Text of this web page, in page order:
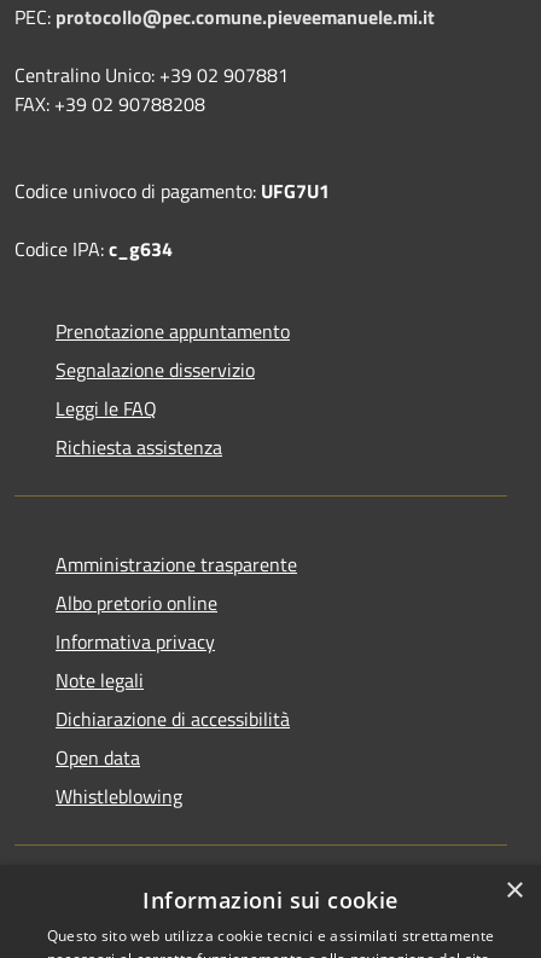
PEC: protocollo@pec.comune.pieveemanuele.mi.it
Centralino Unico: +39 02 907881
FAX: +39 02 90788208
Codice univoco di pagamento: UFG7U1
Codice IPA:c_g634
Prenotazione appuntamento
Segnalazione disservizio
Leggi le FAQ
Richiesta assistenza
Amministrazione trasparente
Albo pretorio online
Informativa privacy
Note legali
Dichiarazione di accessibilità
Open data
Whistleblowing
Accessibilità
Pieve Emanuele • Powered by
×
Informazioni sui cookie
Questo sito web utilizza cookie tecnici e assimilati strettamente